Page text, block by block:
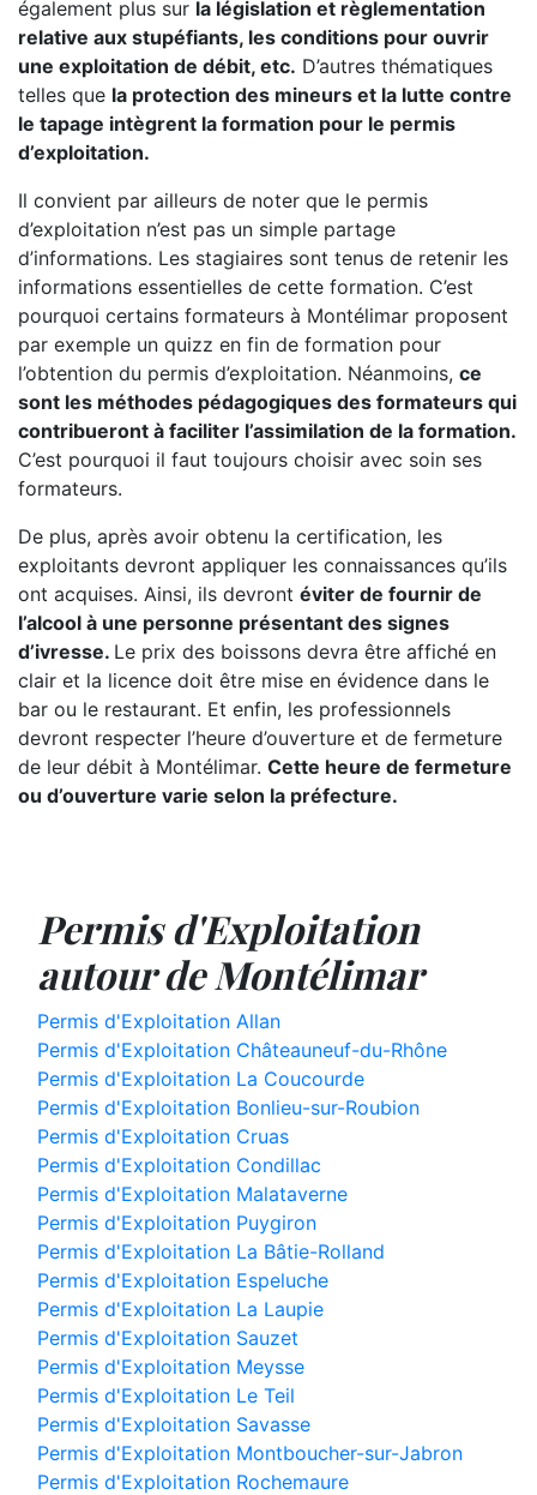
également plus sur la législation et règlementation
relative aux stupéfiants, les conditions pour ouvrir
une exploitation de débit, etc. D’autres thématiques
telles que la protection des mineurs et la lutte contre
le tapage intègrent la formation pour le permis
d’exploitation.
Il convient par ailleurs de noter que le permis
d’exploitation n’est pas un simple partage
d’informations. Les stagiaires sont tenus de retenir les
informations essentielles de cette formation. C’est
pourquoi certains formateurs à Montélimar proposent
par exemple un quizz en fin de formation pour
l’obtention du permis d’exploitation. Néanmoins, ce
sont les méthodes pédagogiques des formateurs qui
contribueront à faciliter l’assimilation de la formation.
C’est pourquoi il faut toujours choisir avec soin ses
formateurs.
De plus, après avoir obtenu la certification, les
exploitants devront appliquer les connaissances qu’ils
ont acquises. Ainsi, ils devront éviter de fournir de
l’alcool à une personne présentant des signes
d’ivresse. Le prix des boissons devra être affiché en
clair et la licence doit être mise en évidence dans le
bar ou le restaurant. Et enfin, les professionnels
devront respecter l’heure d’ouverture et de fermeture
de leur débit à Montélimar. Cette heure de fermeture
ou d’ouverture varie selon la préfecture.
Permis d'Exploitation
autour de Montélimar
Permis d'Exploitation Allan
Permis d'Exploitation Châteauneuf-du-Rhône
Permis d'Exploitation La Coucourde
Permis d'Exploitation Bonlieu-sur-Roubion
Permis d'Exploitation Cruas
Permis d'Exploitation Condillac
Permis d'Exploitation Malataverne
Permis d'Exploitation Puygiron
Permis d'Exploitation La Bâtie-Rolland
Permis d'Exploitation Espeluche
Permis d'Exploitation La Laupie
Permis d'Exploitation Sauzet
Permis d'Exploitation Meysse
Permis d'Exploitation Le Teil
Permis d'Exploitation Savasse
Permis d'Exploitation Montboucher-sur-Jabron
Permis d'Exploitation Rochemaure